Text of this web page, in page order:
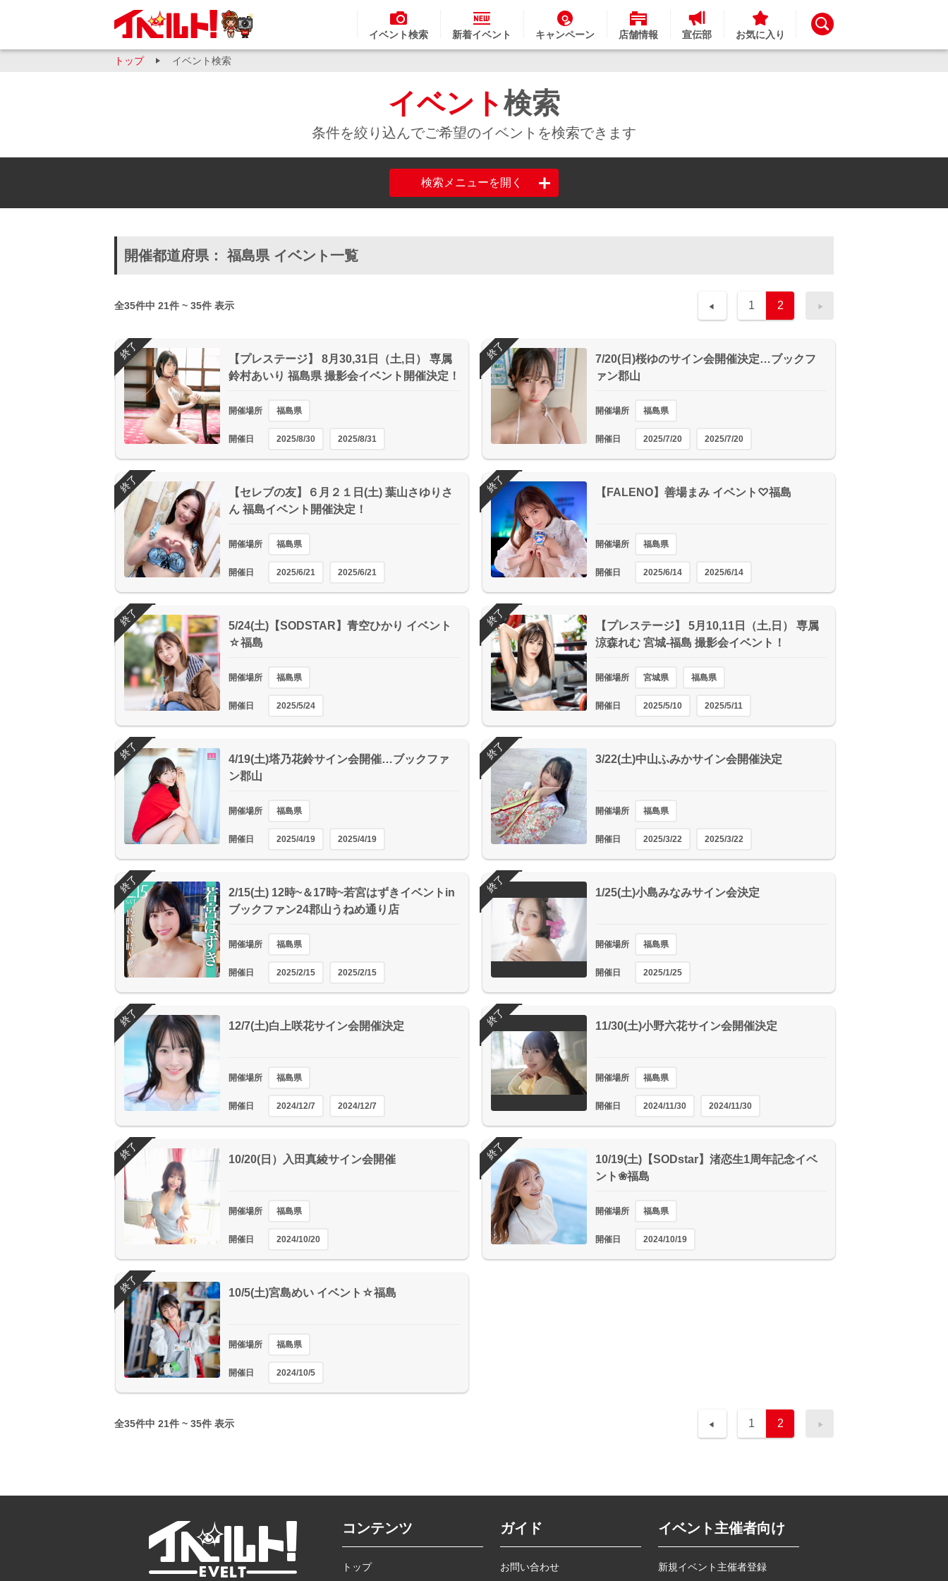
イベント検索 新着イベント キャンペーン 店舗情報 宣伝部 お気に入り
トップ イベント検索
イベント検索
条件を絞り込んでご希望のイベントを検索できます
検索メニューを開く
開催都道府県： 福島県 イベント一覧
全35件中 21件 ~ 35件 表示 1 2
【プレステージ】 8月30,31日（土,日） 専属
鈴村あいり 福島県 撮影会イベント開催決定！
開催場所 福島県
開催日 2025/8/30 2025/8/31
終了
7/20(日)桜ゆのサイン会開催決定…ブックフ
ァン郡山
開催場所 福島県
開催日 2025/7/20 2025/7/20
終了
【セレブの友】６月２１日(土) 葉山さゆりさ
ん 福島イベント開催決定！
開催場所 福島県
開催日 2025/6/21 2025/6/21
終了 【FALENO】善場まみ イベント♡福島
開催場所 福島県
開催日 2025/6/14 2025/6/14
終了
5/24(土)【SODSTAR】青空ひかり イベント
☆福島
開催場所 福島県
開催日 2025/5/24
終了
【プレステージ】 5月10,11日（土,日） 専属
涼森れむ 宮城-福島 撮影会イベント！
開催場所 宮城県 福島県
開催日 2025/5/10 2025/5/11
終了
4/19(土)塔乃花鈴サイン会開催…ブックファ
ン郡山
開催場所 福島県
開催日 2025/4/19 2025/4/19
終了 3/22(土)中山ふみかサイン会開催決定
開催場所 福島県
開催日 2025/3/22 2025/3/22
終了
2/15(土) 12時~＆17時~若宮はずきイベントin
ブックファン24郡山うねめ通り店
開催場所 福島県
開催日 2025/2/15 2025/2/15
終了 1/25(土)小島みなみサイン会決定
開催場所 福島県
開催日 2025/1/25
終了
12/7(土)白上咲花サイン会開催決定
開催場所 福島県
開催日 2024/12/7 2024/12/7
終了 11/30(土)小野六花サイン会開催決定
開催場所 福島県
開催日 2024/11/30 2024/11/30
終了
10/20(日）入田真綾サイン会開催
開催場所 福島県
開催日 2024/10/20
終了
10/19(土)【SODstar】渚恋生1周年記念イベ
ント❀福島
開催場所 福島県
開催日 2024/10/19
終了
10/5(土)宮島めい イベント☆福島
開催場所 福島県
開催日 2024/10/5
終了
全35件中 21件 ~ 35件 表示 1 2
コンテンツ
トップ
ガイド
お問い合わせ
イベント主催者向け
新規イベント主催者登録